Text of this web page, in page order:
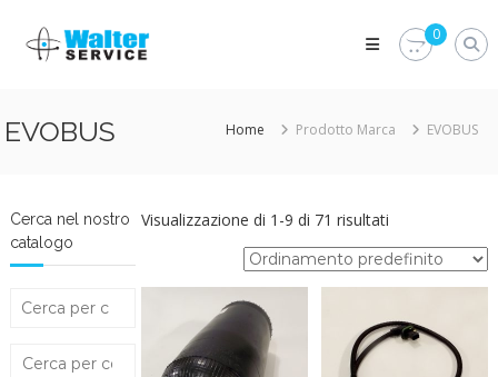
content
Walter
Service
parti
veicolo?
Vieni
Srl
0
EVOBUS Home Prodotto Marca EVOBUS
Visualizzazione di 1-9 di 71 risultati
Cerca nel nostro
catalogo